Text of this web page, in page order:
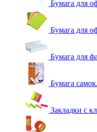
Бумага для
Бумага для
Бумага для
Бумага
Закладки с